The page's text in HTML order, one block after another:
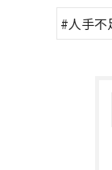
#人手不